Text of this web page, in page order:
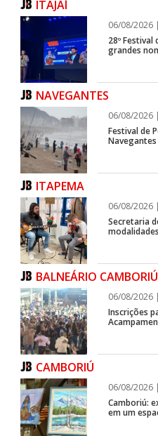
ITAJAÍ
06/08/2026
28º
grandes
NAVEGANTES
06/08/2026
Festival de
Navegantes
ITAPEMA
06/08/2026
Secretaria
BALNEÁRIO CAMBORIÚ
06/08/2026
Inscrições
CAMBORIÚ
06/08/2026
Camboriú:
em um